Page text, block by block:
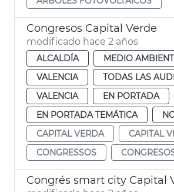
Congresos Capital Verde
modificado hace 2 años
ALCALDÍA
MEDIO
VALENCIA
TODAS LAS
VALENCIA
EN PORTADA
EN PORTADA TEMÁTICA
CAPITAL VERDA
CAPITAL
CONGRESSOS
Congrés smart city Capital